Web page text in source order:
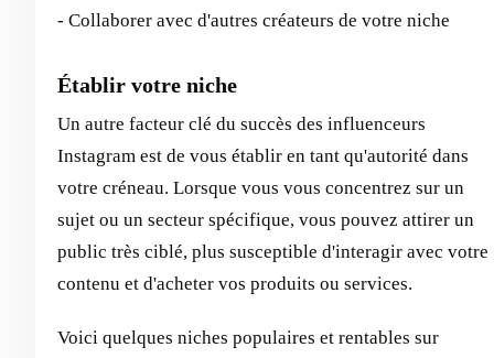
- Collaborer avec d'autres créateurs de votre niche
Établir votre niche
Un autre facteur clé du succès des influenceurs
Instagram est de vous établir en tant qu'autorité dans
votre créneau. Lorsque vous vous concentrez sur un
sujet ou un secteur spécifique, vous pouvez attirer un
public très ciblé, plus susceptible d'interagir avec votre
contenu et d'acheter vos produits ou services.
Voici quelques niches populaires et rentables sur